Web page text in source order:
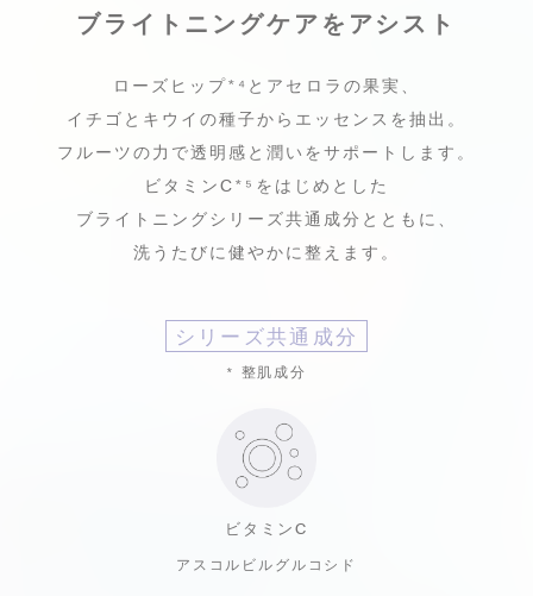
ブライトニングケアをアシスト
ローズヒップ*⁴ とアセロラの果実、
イチゴとキウイの種子からエッセンスを抽出。
フルーツの力で透明感と潤いをサポートします。
ビタミンC*⁵ をはじめとした
ブライトニングシリーズ共通成分とともに、
洗うたびに健やかに整えます。
シリーズ共通成分
* 整肌成分
ビタミンC
アスコルビルグルコシド